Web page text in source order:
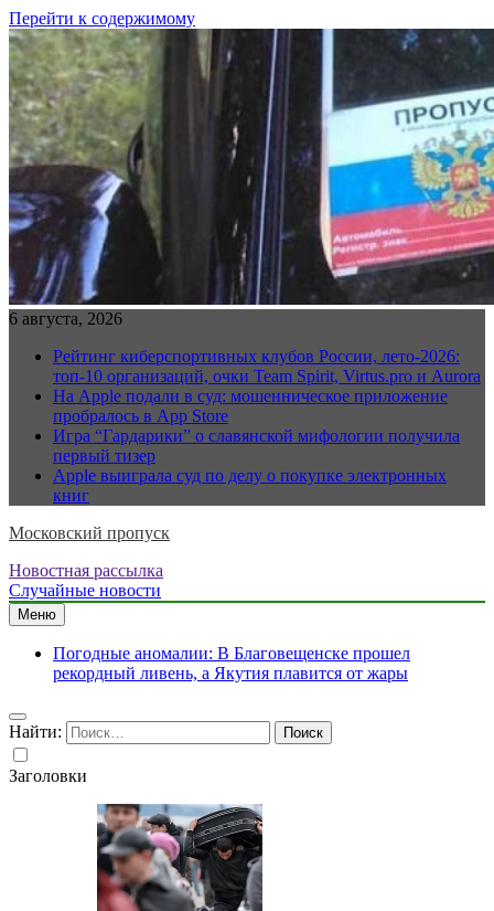
Перейти к содержимому
6 августа, 2026
Рейтинг киберспортивных клубов России, лето-2026:
топ-10 организаций, очки Team Spirit, Virtus.pro и Aurora
На Apple подали в суд: мошенническое приложение
пробралось в App Store
Игра “Гардарики” о славянской мифологии получила
первый тизер
Apple выиграла суд по делу о покупке электронных
книг
Московский пропуск
Новостная рассылка
Случайные новости
Меню
Погодные аномалии: В Благовещенске прошел
рекордный ливень, а Якутия плавится от жары
Найти:
Заголовки